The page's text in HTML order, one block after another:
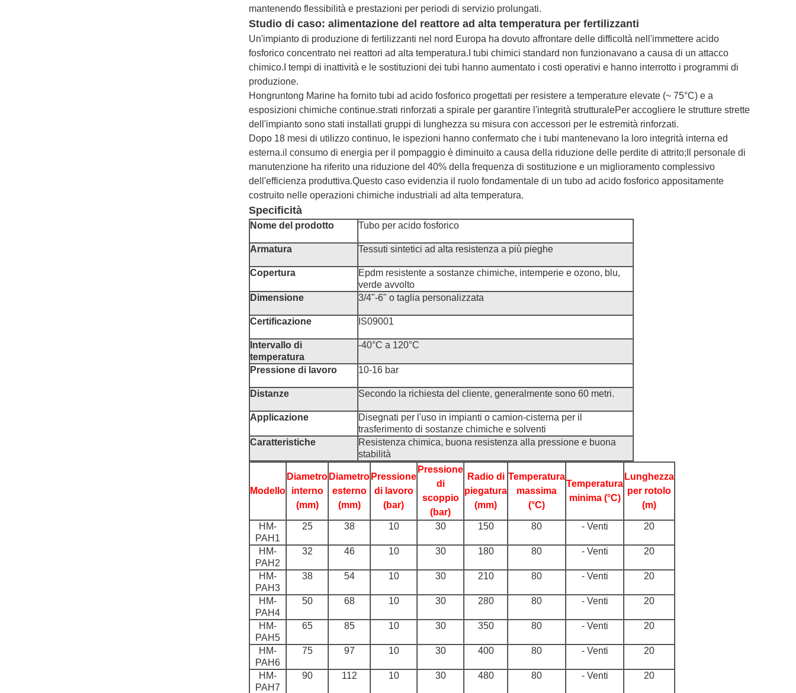
mantenendo flessibilità e prestazioni per periodi di servizio prolungati.
Studio di caso: alimentazione del reattore ad alta temperatura per fertilizzanti
Un'impianto di produzione di fertilizzanti nel nord Europa ha dovuto affrontare delle difficoltà nell'immettere acido
fosforico concentrato nei reattori ad alta temperatura.I tubi chimici standard non funzionavano a causa di un attacco
chimico.I tempi di inattività e le sostituzioni dei tubi hanno aumentato i costi operativi e hanno interrotto i programmi di
produzione.
Hongruntong Marine ha fornito tubi ad acido fosforico progettati per resistere a temperature elevate (~ 75°C) e a
esposizioni chimiche continue.strati rinforzati a spirale per garantire l'integrità strutturalePer accogliere le strutture strette
dell'impianto sono stati installati gruppi di lunghezza su misura con accessori per le estremità rinforzati.
Dopo 18 mesi di utilizzo continuo, le ispezioni hanno confermato che i tubi mantenevano la loro integrità interna ed
esterna.il consumo di energia per il pompaggio è diminuito a causa della riduzione delle perdite di attrito;Il personale di
manutenzione ha riferito una riduzione del 40% della frequenza di sostituzione e un miglioramento complessivo
dell'efficienza produttiva.Questo caso evidenzia il ruolo fondamentale di un tubo ad acido fosforico appositamente
costruito nelle operazioni chimiche industriali ad alta temperatura.
Specificità
Nome del prodotto Tubo per acido fosforico
Armatura Tessuti sintetici ad alta resistenza a più pieghe
Copertura
Epdm resistente a sostanze chimiche, intemperie e ozono, blu,
verde avvolto
Dimensione
3/4"-6" o taglia personalizzata
Certificazione IS09001
Intervallo di
temperatura
-40°C a 120°C
Pressione di lavoro 10-16 bar
Distanze Secondo la richiesta del cliente, generalmente sono 60 metri.
Applicazione
Disegnati per l'uso in impianti o camion-cisterna per il
trasferimento di sostanze chimiche e solventi
Caratteristiche
Resistenza chimica, buona resistenza alla pressione e buona
stabilità
Modello
Diametro
interno
(mm)
Diametro
esterno
(mm)
Pressione
di lavoro
(bar)
Pressione
di
scoppio
(bar)
Radio di
piegatura
(mm)
Temperatura
massima
(°C)
Temperatura
minima (°C)
Lunghezza
per rotolo
(m)
HM-
PAH1
25 38 10 30 150 80 - Venti 20
HM-
PAH2
32 46 10 30 180 80 - Venti 20
HM-
PAH3
38 54 10 30 210 80 - Venti 20
HM-
PAH4
50 68 10 30 280 80 - Venti 20
HM-
PAH5
65 85 10 30 350 80 - Venti 20
HM-
PAH6
75 97 10 30 400 80 - Venti 20
HM-
PAH7
90 112 10 30 480 80 - Venti 20